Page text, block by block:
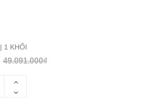
| 1 KHỐI
49.091.000₫